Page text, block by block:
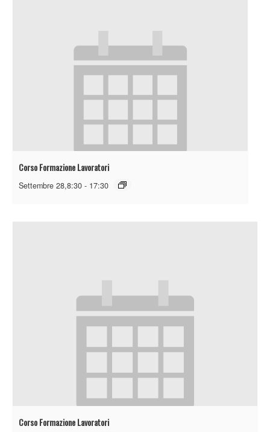
Corso Formazione Lavoratori
Settembre 28,8:30 - 17:30
Corso Formazione Lavoratori